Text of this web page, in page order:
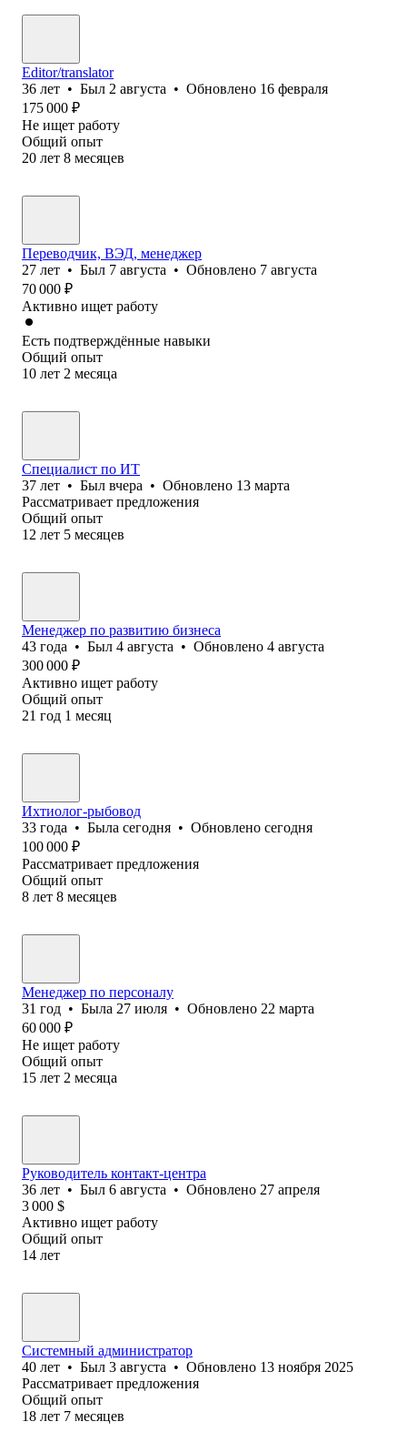
Editor/translator
36 лет • Был 2 августа • Обновлено 16 февраля
175 000 ₽
Не ищет работу
Общий опыт
20 лет 8 месяцев
Переводчик, ВЭД, менеджер
27 лет • Был 7 августа • Обновлено 7 августа
70 000 ₽
Активно ищет работу
Есть подтверждённые навыки
Общий опыт
10 лет 2 месяца
Специалист по ИТ
37 лет • Был вчера • Обновлено 13 марта
Рассматривает предложения
Общий опыт
12 лет 5 месяцев
Менеджер по развитию бизнеса
43 года • Был 4 августа • Обновлено 4 августа
300 000 ₽
Активно ищет работу
Общий опыт
21 год 1 месяц
Ихтиолог-рыбовод
33 года • Была сегодня • Обновлено сегодня
100 000 ₽
Рассматривает предложения
Общий опыт
8 лет 8 месяцев
Менеджер по персоналу
31 год • Была 27 июля • Обновлено 22 марта
60 000 ₽
Не ищет работу
Общий опыт
15 лет 2 месяца
Руководитель контакт-центра
36 лет • Был 6 августа • Обновлено 27 апреля
3 000 $
Активно ищет работу
Общий опыт
14 лет
Системный администратор
40 лет • Был 3 августа • Обновлено 13 ноября 2025
Рассматривает предложения
Общий опыт
18 лет 7 месяцев